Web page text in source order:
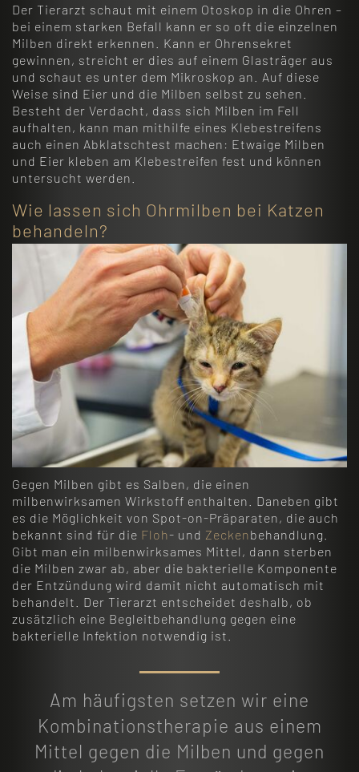
Der Tierarzt schaut mit einem Otoskop in die Ohren –
bei einem starken Befall kann er so oft die einzelnen
Milben direkt erkennen. Kann er Ohrensekret
gewinnen, streicht er dies auf einem Glasträger aus
und schaut es unter dem Mikroskop an. Auf diese
Weise sind Eier und die Milben selbst zu sehen.
Besteht der Verdacht, dass sich Milben im Fell
aufhalten, kann man mithilfe eines Klebestreifens
auch einen Abklatschtest machen: Etwaige Milben
und Eier kleben am Klebestreifen fest und können
untersucht werden.
Wie lassen sich Ohrmilben bei Katzen
behandeln?
Gegen Milben gibt es Salben, die einen
milbenwirksamen Wirkstoff enthalten. Daneben gibt
es die Möglichkeit von Spot-on-Präparaten, die auch
bekannt sind für die Floh- und Zeckenbehandlung.
Gibt man ein milbenwirksames Mittel, dann sterben
die Milben zwar ab, aber die bakterielle Komponente
der Entzündung wird damit nicht automatisch mit
behandelt. Der Tierarzt entscheidet deshalb, ob
zusätzlich eine Begleitbehandlung gegen eine
bakterielle Infektion notwendig ist.
Am häufigsten setzen wir eine
Kombinationstherapie aus einem
Mittel gegen die Milben und gegen